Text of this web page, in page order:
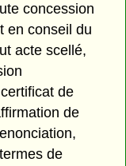
concession
en conseil du
acte scellé,
de
de
de